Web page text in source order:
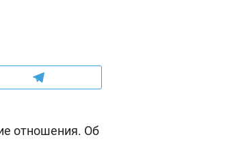
отношения. Об